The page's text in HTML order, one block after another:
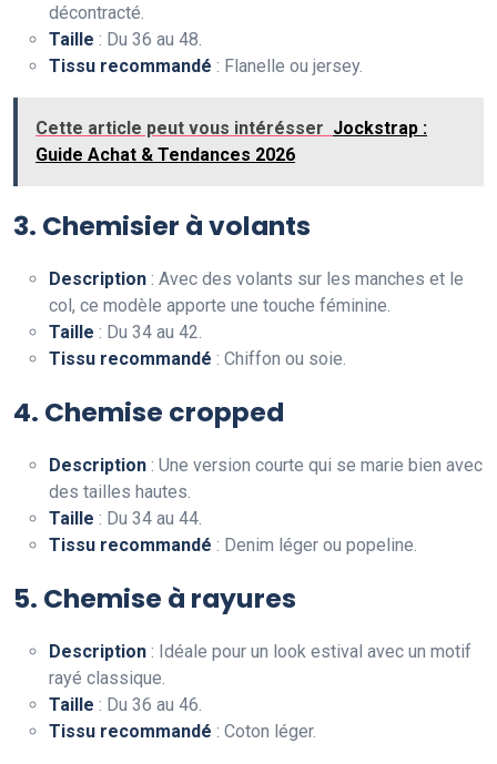
décontracté.
Taille : Du 36 au 48.
Tissu recommandé : Flanelle ou jersey.
Cette article peut vous intérésser Jockstrap :
Guide Achat & Tendances 2026
3. Chemisier à volants
Description : Avec des volants sur les manches et le
col, ce modèle apporte une touche féminine.
Taille : Du 34 au 42.
Tissu recommandé : Chiffon ou soie.
4. Chemise cropped
Description : Une version courte qui se marie bien avec
des tailles hautes.
Taille : Du 34 au 44.
Tissu recommandé : Denim léger ou popeline.
5. Chemise à rayures
Description : Idéale pour un look estival avec un motif
rayé classique.
Taille : Du 36 au 46.
Tissu recommandé : Coton léger.